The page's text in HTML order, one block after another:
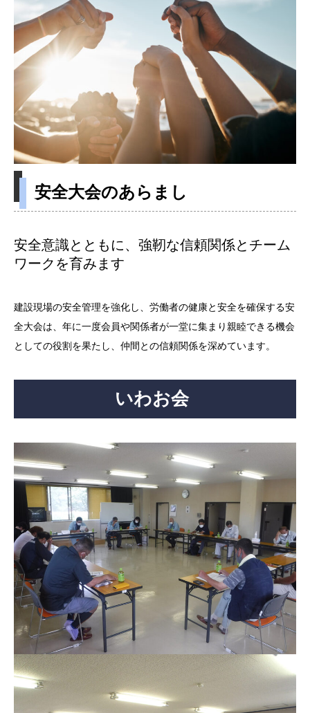
安全大会のあらまし
安全意識とともに、強靭な信頼関係とチーム
ワークを育みます
建設現場の安全管理を強化し、労働者の健康と安全を確保する安
全大会は、年に一度会員や関係者が一堂に集まり親睦できる機会
としての役割を果たし、仲間との信頼関係を深めています。
いわお会